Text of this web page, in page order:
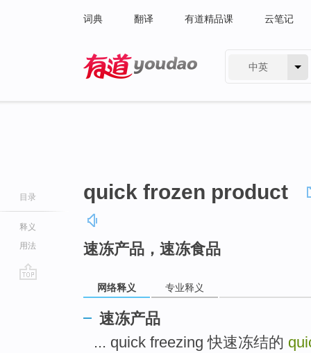
词典 翻译 有道精品课 云笔记
中英
目录
释义
用法
quick frozen product
速冻产品，速冻食品
网络释义 专业释义
速冻产品
... quick freezing 快速冻结的